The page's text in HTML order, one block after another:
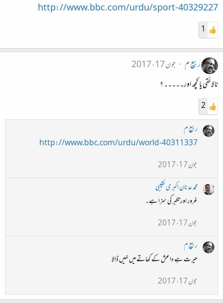
http://www.bbc.com/urdu/sport-40329227
1
ربیع م
جون 17، 2017
نالائقی یا کچھ اور۔۔۔۔۔ ؟
2
ربیع م
http://www.bbc.com/urdu/world-40311337
جون 17، 2017
محمد عدنان اکبری نقیبی
غرور اور تکبر کی سزا ہے۔
جون 17، 2017
ربیع م
حیرت ہے داعش کے کھاتے میں نہیں ڈالا
جون 17، 2017